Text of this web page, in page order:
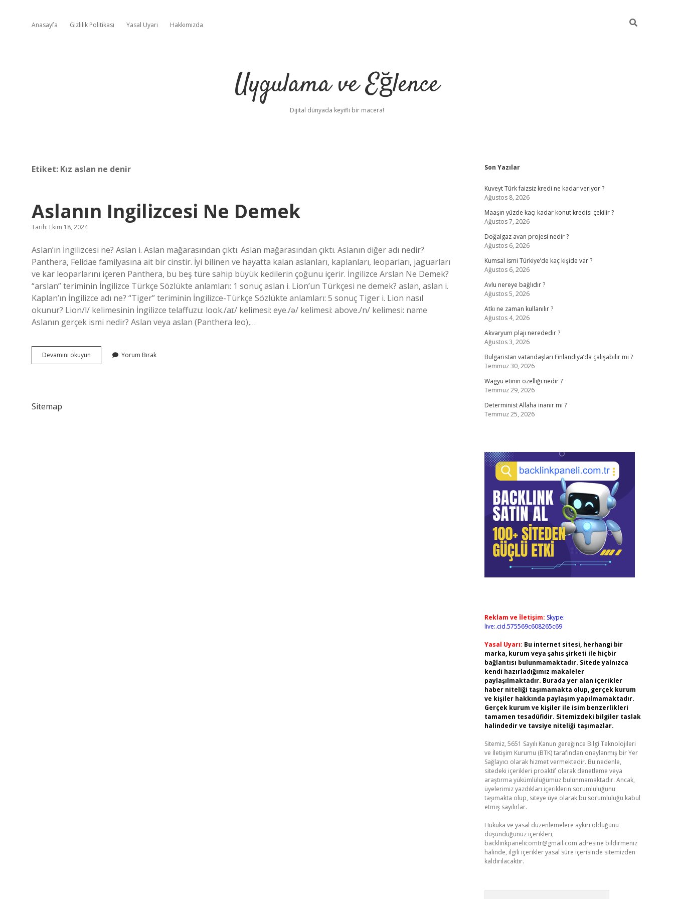
Anasayfa Gizlilik Politikası Yasal Uyarı Hakkımızda
Uygulama ve Eğlence
Dijital dünyada keyifli bir macera!
Etiket: Kız aslan ne denir
Aslanın Ingilizcesi Ne Demek
Tarih: Ekim 18, 2024
Aslan’ın İngilizcesi ne? Aslan i. Aslan mağarasından çıktı. Aslan mağarasından çıktı. Aslanın diğer adı nedir?
Panthera, Felidae familyasına ait bir cinstir. İyi bilinen ve hayatta kalan aslanları, kaplanları, leoparları, jaguarları
ve kar leoparlarını içeren Panthera, bu beş türe sahip büyük kedilerin çoğunu içerir. İngilizce Arslan Ne Demek?
“arslan” teriminin İngilizce Türkçe Sözlükte anlamları: 1 sonuç aslan i. Lion’un Türkçesi ne demek? aslan, aslan i.
Kaplan’ın İngilizce adı ne? “Tiger” teriminin İngilizce-Türkçe Sözlükte anlamları: 5 sonuç Tiger i. Lion nasıl
okunur? Lion/l/ kelimesinin İngilizce telaffuzu: look./aɪ/ kelimesi: eye./ə/ kelimesi: above./n/ kelimesi: name
Aslanın gerçek ismi nedir? Aslan veya aslan (Panthera leo),…
Devamını okuyun
Ingilizcesi
Yorum Bırak
Sitemap
Sidebar
Son Yazılar
Kuveyt Türk faizsiz kredi ne kadar veriyor ?
Ağustos 8, 2026
Maaşın yüzde kaçı kadar konut kredisi çekilir ?
Ağustos 7, 2026
Doğalgaz avan projesi nedir ?
Ağustos 6, 2026
Kumsal ismi Türkiye’de kaç kişide var ?
Ağustos 6, 2026
Avlu nereye bağlıdır ?
Ağustos 5, 2026
Atkı ne zaman kullanılır ?
Ağustos 4, 2026
Akvaryum plajı nerededir ?
Ağustos 3, 2026
Bulgaristan vatandaşları Finlandiya’da çalışabilir mi ?
Temmuz 30, 2026
Wagyu etinin özelliği nedir ?
Temmuz 29, 2026
Determinist Allaha inanır mı ?
Temmuz 25, 2026
Reklam ve İletişim: Skype:
live:.cid.575569c608265c69
Yasal Uyarı: Bu internet sitesi, herhangi bir
marka, kurum veya şahıs şirketi ile hiçbir
bağlantısı bulunmamaktadır. Sitede yalnızca
kendi hazırladığımız makaleler
paylaşılmaktadır. Burada yer alan içerikler
haber niteliği taşımamakta olup, gerçek kurum
ve kişiler hakkında paylaşım yapılmamaktadır.
Gerçek kurum ve kişiler ile isim benzerlikleri
tamamen tesadüfidir. Sitemizdeki bilgiler taslak
halindedir ve tavsiye niteliği taşımazlar.
Sitemiz, 5651 Sayılı Kanun gereğince Bilgi Teknolojileri
ve İletişim Kurumu (BTK) tarafından onaylanmış bir Yer
Sağlayıcı olarak hizmet vermektedir. Bu nedenle,
sitedeki içerikleri proaktif olarak denetleme veya
araştırma yükümlülüğümüz bulunmamaktadır. Ancak,
üyelerimiz yazdıkları içeriklerin sorumluluğunu
taşımakta olup, siteye üye olarak bu sorumluluğu kabul
etmiş sayılırlar.
Hukuka ve yasal düzenlemelere aykırı olduğunu
düşündüğünüz içerikleri,
backlinkpanelicomtr@gmail.com adresine bildirmeniz
halinde, ilgili içerikler yasal süre içerisinde sitemizden
kaldırılacaktır.